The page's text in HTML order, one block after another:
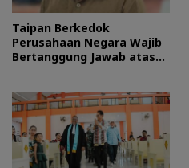
Taipan Berkedok
Perusahaan Negara Wajib
Bertanggung Jawab atas